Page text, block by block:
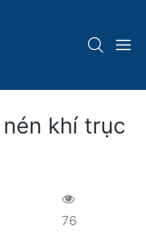
khí trục
76